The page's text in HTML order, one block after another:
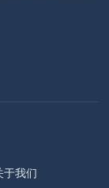
于我们